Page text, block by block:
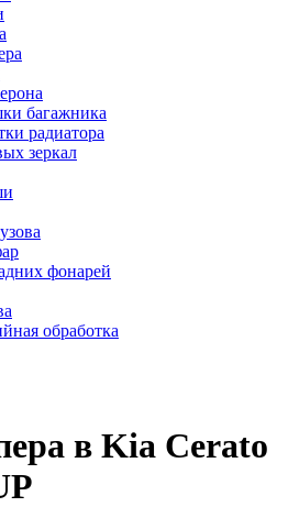
багажника
радиатора
зеркал
фонарей
обработка
в Kia Cerato